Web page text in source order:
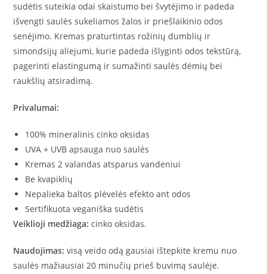
sudėtis suteikia odai skaistumo bei švytėjimo ir padeda
išvengti saulės sukeliamos žalos ir priešlaikinio odos
senėjimo. Kremas praturtintas rožinių dumblių ir
simondsijų aliejumi, kurie padeda išlyginti odos tekstūrą,
pagerinti elastingumą ir sumažinti saulės dėmių bei
raukšlių atsiradimą.
Privalumai:
100% mineralinis cinko oksidas
UVA + UVB apsauga nuo saulės
Kremas 2 valandas atsparus vandeniui
Be kvapiklių
Nepalieka baltos plėvelės efekto ant odos
Sertifikuota veganiška sudėtis
Veiklioji medžiaga:cinko oksidas.
Naudojimas: visą veido odą gausiai ištepkite kremu nuo
saulės mažiausiai 20 minučių prieš buvimą saulėje.